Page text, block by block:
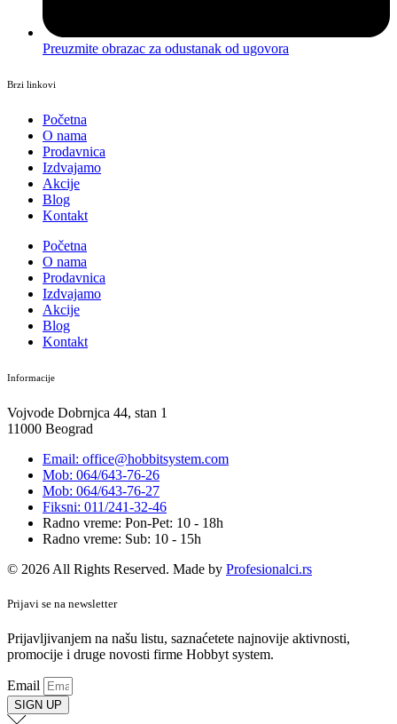
Preuzmite obrazac za odustanak od ugovora
Brzi linkovi
Početna
O nama
Prodavnica
Izdvajamo
Akcije
Blog
Kontakt
Početna
O nama
Prodavnica
Izdvajamo
Akcije
Blog
Kontakt
Informacije
Vojvode Dobrnjca 44, stan 1
11000 Beograd
Email: office@hobbitsystem.com
Mob: 064/643-76-26
Mob: 064/643-76-27
Fiksni: 011/241-32-46
Radno vreme: Pon-Pet: 10 - 18h
Radno vreme: Sub: 10 - 15h
© 2026 All Rights Reserved. Made by Profesionalci.rs
Prijavi se na newsletter
Prijavljivanjem na našu listu, saznaćetete najnovije aktivnosti,
promocije i druge novosti firme Hobbyt system.
Email
SIGN UP